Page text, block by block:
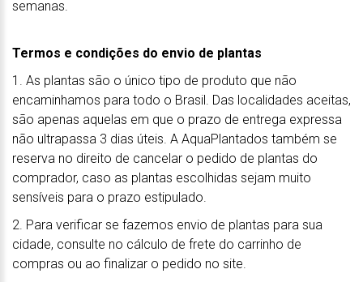
semanas.
Termos e condições do envio de plantas
1. As plantas são o único tipo de produto que não
encaminhamos para todo o Brasil. Das localidades aceitas,
são apenas aquelas em que o prazo de entrega expressa
não ultrapassa 3 dias úteis. A AquaPlantados também se
reserva no direito de cancelar o pedido de plantas do
comprador, caso as plantas escolhidas sejam muito
sensíveis para o prazo estipulado.
2. Para verificar se fazemos envio de plantas para sua
cidade, consulte no cálculo de frete do carrinho de
compras ou ao finalizar o pedido no site.